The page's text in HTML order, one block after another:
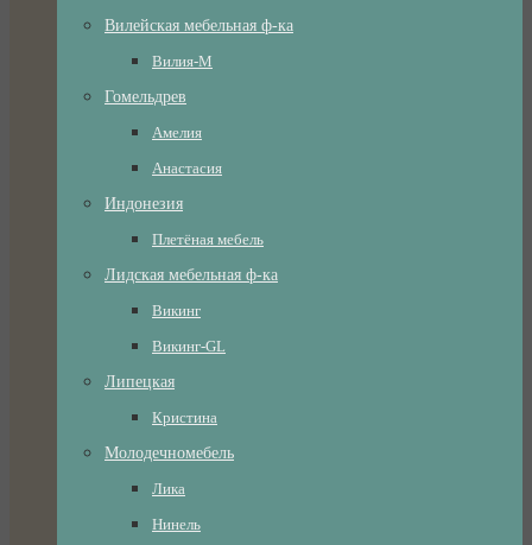
Вилейская мебельная ф-ка
Вилия-М
Гомельдрев
Амелия
Анастасия
Индонезия
Плетёная мебель
Лидская мебельная ф-ка
Викинг
Викинг-GL
Липецкая
Кристина
Молодечномебель
Лика
Нинель